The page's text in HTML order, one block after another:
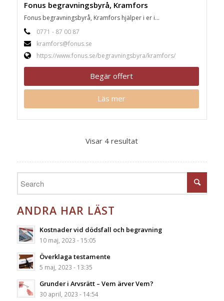
Fonus begravningsbyrå, Kramfors
Fonus begravningsbyrå, Kramfors hjälper i er i...
0771 - 87 00 87
kramfors@fonus.se
https://www.fonus.se/begravningsbyra/kramfors/
Begär offert
Läs mer
Visar 4 resultat
ANDRA HAR LÄST
Kostnader vid dödsfall och begravning
10 maj, 2023 - 15:05
Överklaga testamente
5 maj, 2023 - 13:35
Grunder i Arvsrätt – Vem ärver Vem?
30 april, 2023 - 14:54